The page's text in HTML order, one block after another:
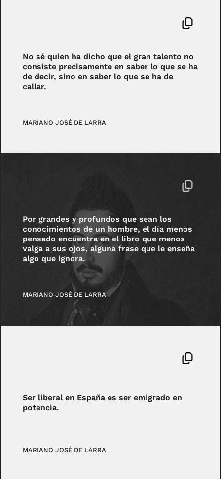
No sé quien ha dicho que el gran talento no
consiste precisamente en saber lo que se ha
de decir, sino en saber lo que se ha de
callar.
MARIANO JOSÉ DE LARRA
Por grandes y profundos que sean los
conocimientos de un hombre, el día menos
pensado encuentra en el libro que menos
valga a sus ojos, alguna frase que le enseña
algo que ignora.
MARIANO JOSÉ DE LARRA
Ser liberal en España es ser emigrado en
potencia.
MARIANO JOSÉ DE LARRA